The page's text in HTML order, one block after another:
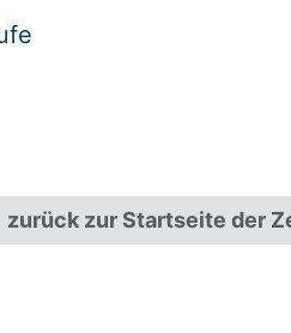
zurück zur Startseite der